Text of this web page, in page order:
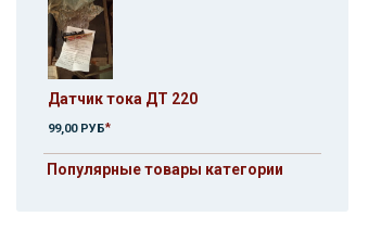
Датчик тока ДТ 220
99,00 РУБ*
Популярные товары категории